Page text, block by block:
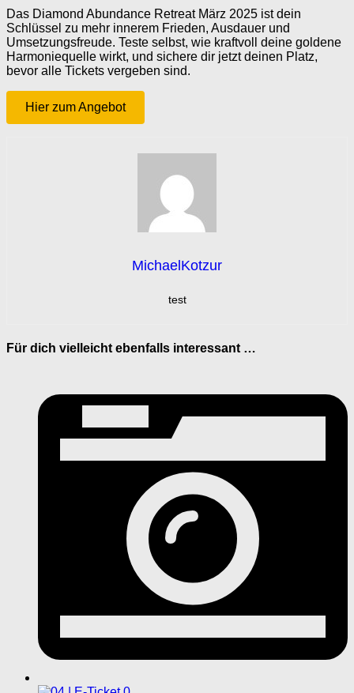
Das Diamond Abundance Retreat März 2025 ist dein
Schlüssel zu mehr innerem Frieden, Ausdauer und
Umsetzungsfreude. Teste selbst, wie kraftvoll deine goldene
Harmoniequelle wirkt, und sichere dir jetzt deinen Platz,
bevor alle Tickets vergeben sind.
Hier zum Angebot
MichaelKotzur
test
Für dich vielleicht ebenfalls interessant …